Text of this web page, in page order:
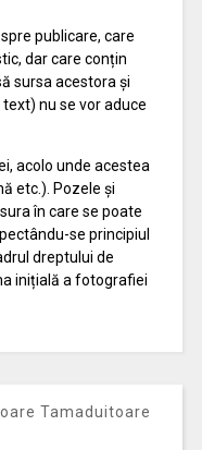
publicare, care
dar care conțin
sursa acestora și
nu se vor aduce
acolo unde acestea
etc.). Pozele și
în care se poate
se principiul
dreptului de
inițială a fotografiei
Tamaduitoare